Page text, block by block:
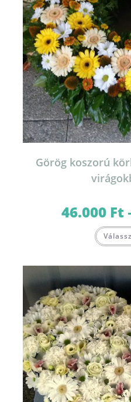
Görög koszorú
46.000 Ft